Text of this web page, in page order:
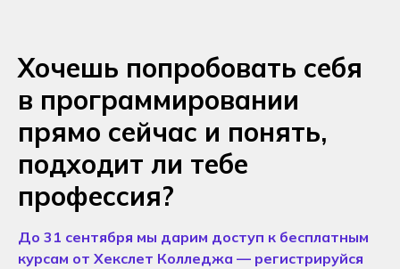
Хочешь попробовать себя
в программировании
прямо сейчас и понять,
подходит ли тебе
профессия?
До 31 сентября мы дарим доступ к бесплатным
курсам от Хекслет Колледжа — регистрируйся